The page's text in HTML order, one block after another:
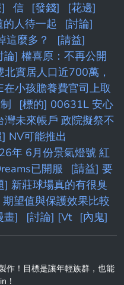
信 [發錢]
[花邊]
人待一起
[討論]
這麼多？
[請益]
論] 權喜原：不再公開
北實居人口近700萬，
在小孩贍養費官司上取
[標的] 00631L 安心
灣未來帳戶 政院擬祭不
NV可能推出
年 6月份景氣燈號 紅
已開服
[請益] 要
] 新莊球場真的有很臭
望值與保護效果比較
畫] [討論] [Vt [內鬼]
作！目標是讓年輕族群，也能
！